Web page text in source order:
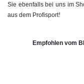
Sie ebenfalls bei uns im
aus dem Profisport!
Empfohlen vom